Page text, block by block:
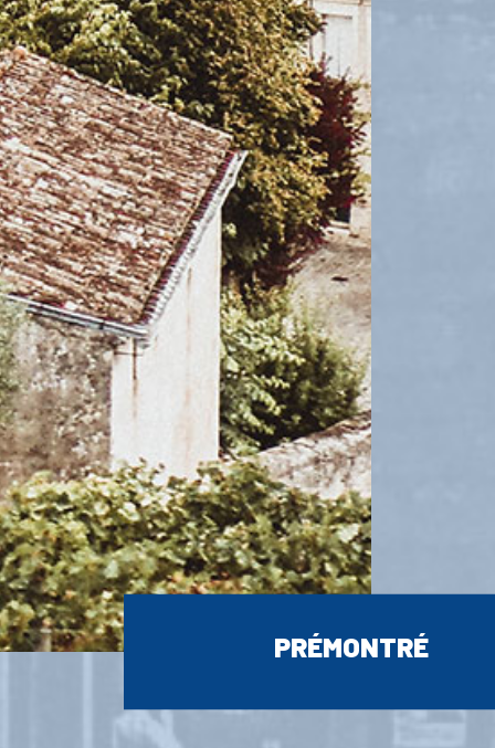
PRÉMONTRÉ